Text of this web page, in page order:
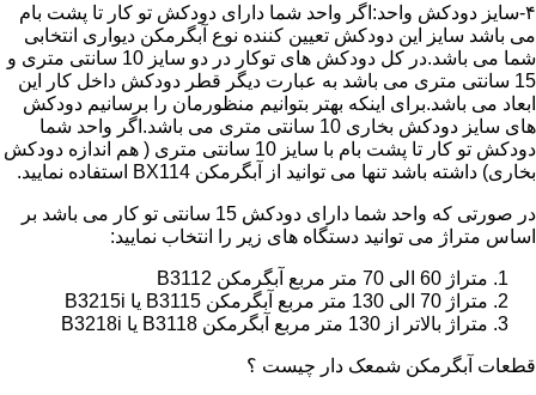
۴-سایز دودکش واحد:اگر واحد شما دارای دودکش تو کار تا پشت بام
می باشد سایز این دودکش تعیین کننده نوع آبگرمکن دیواری انتخابی
شما می باشد.در کل دودکش های توکار در دو سایز 10 سانتی متری و
15 سانتی متری می باشد به عبارت دیگر قطر دودکش داخل کار این
ابعاد می باشد.برای اینکه بهتر بتوانیم منظورمان را برسانیم دودکش
های سایز دودکش بخاری 10 سانتی متری می باشد.اگر واحد شما
دودکش تو کار تا پشت بام با سایز 10 سانتی متری ( هم اندازه دودکش
بخاری) داشته باشد تنها می توانید از آبگرمکن BX114 استفاده نمایید.
در صورتی که واحد شما دارای دودکش 15 سانتی تو کار می باشد بر
اساس متراژ می توانید دستگاه های زیر را انتخاب نمایید:
متراژ 60 الی 70 متر مربع آبگرمکن B3112
متراژ 70 الی 130 متر مربع آبگرمکن B3115 یا B3215i
متراژ بالاتر از 130 متر مربع آبگرمکن B3118 یا B3218i
قطعات آبگرمکن شمعک دار چیست ؟